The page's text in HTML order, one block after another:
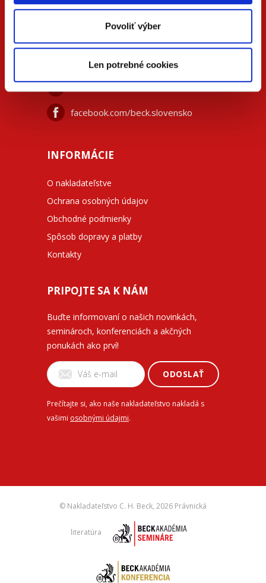
Povoliť výber
Len potrebné cookies
KONTAKTUJTE NÁS
0 733 734 348
facebook.com/beck.slovensko
INFORMÁCIE
O nakladateľstve
Ochrana osobných údajov
Obchodné podmienky
Spôsob dopravy a platby
Kontakty
PRIPOJTE SA K NÁM
Buďte informovaní o našich novinkách,
seminároch, konferenciách a akčných
ponukách ako prví!
ODOSLAŤ
Prečítajte si, ako naše nakladateľstvo nakladá s
vašimi osobnými údajmi.
© Nakladateľstvo C. H. Beck, 2026 Právnická
literatúra